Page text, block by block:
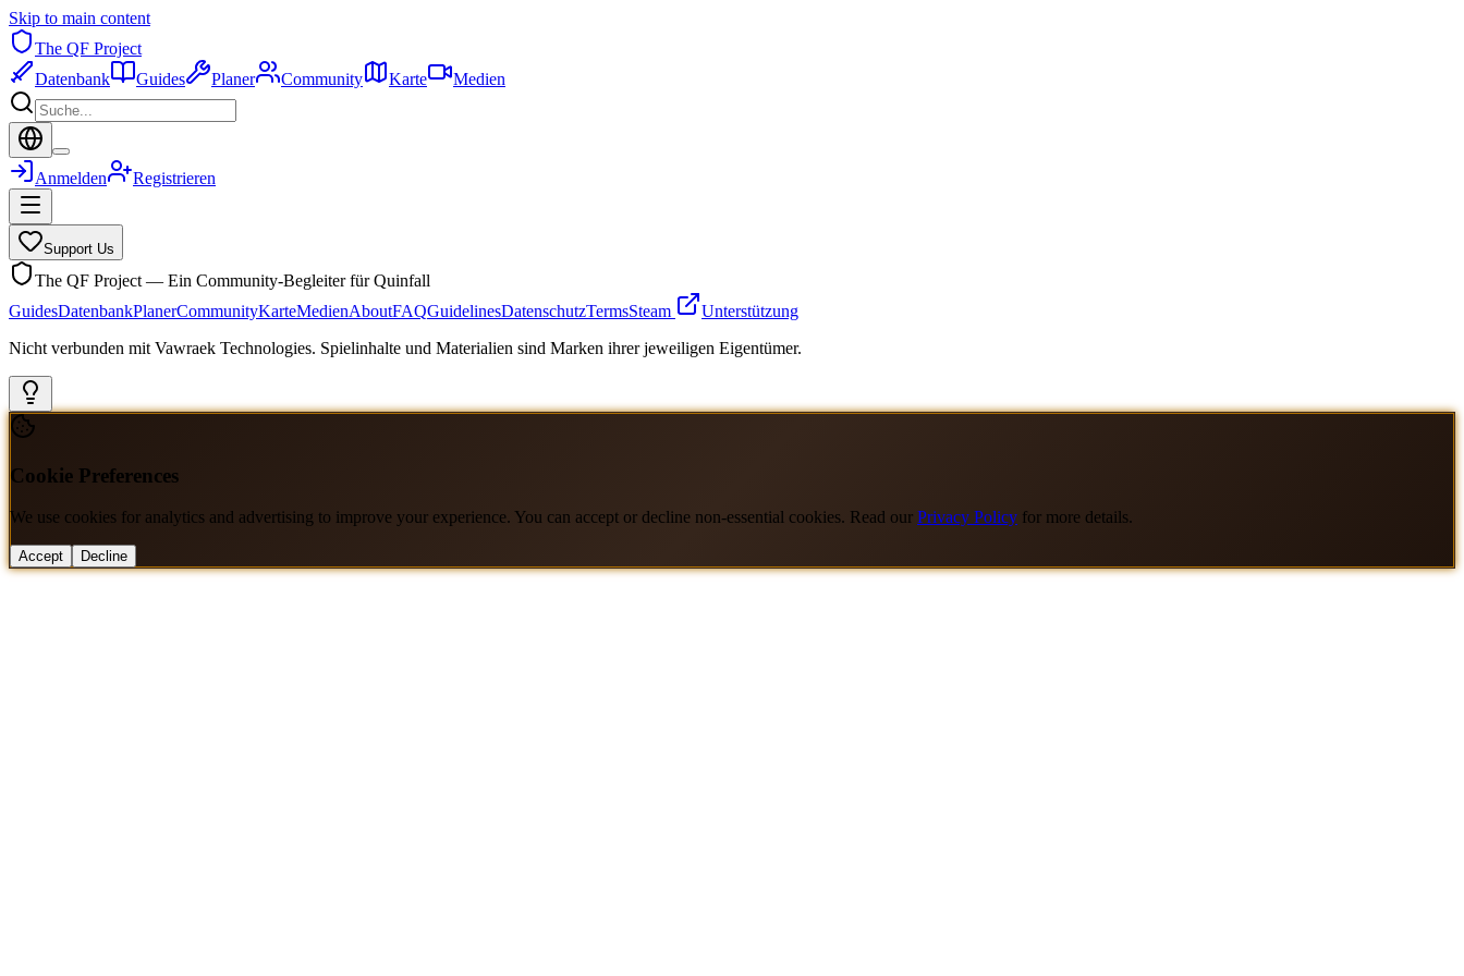
Skip to main content
The QF Project
Datenbank
Guides Planer Community Karte Medien
Anmelden Registrieren
Support Us
The QF Project — Ein Community-Begleiter für Quinfall
GuidesDatenbankPlanerCommunityKarteMedienAboutFAQGuidelinesDatenschutzTermsSteam
Unterstützung
Nicht verbunden mit Vawraek Technologies. Spielinhalte und Materialien sind Marken ihrer jeweiligen Eigentümer.
Cookie Preferences
We use cookies for analytics and advertising to improve your experience. You can accept or decline non-essential cookies. Read our Privacy Policy for more details.
Accept Decline